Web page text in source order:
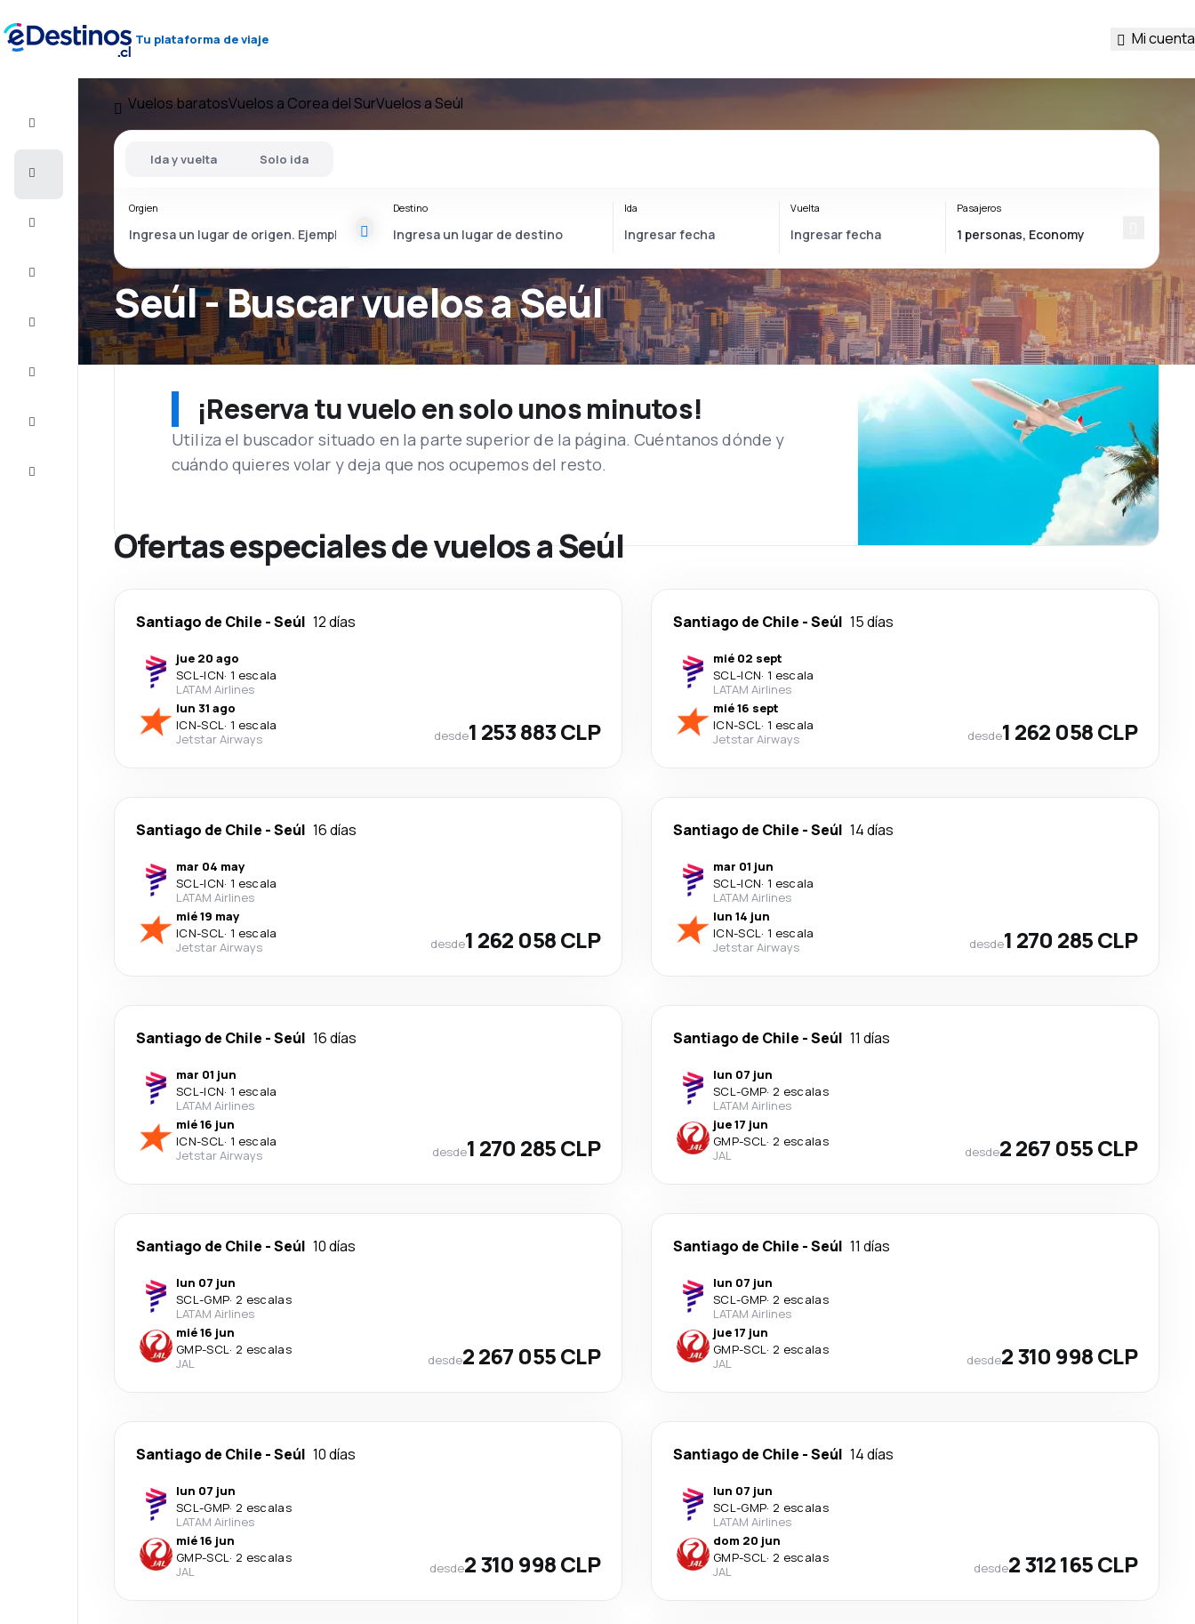
Tu plataforma de viaje Mi cuenta
Ofertas
Completa
Vuelos baratosVuelos a Corea del SurVuelos a Seúl
Seúl - Buscar vuelos a Seúl
Ida y vuelta Solo ida
Orgien Destino Ida Vuelta Pasajeros
¡Reserva tu vuelo en solo unos minutos!
Utiliza el buscador situado en la parte superior de la página. Cuéntanos dónde y
cuándo quieres volar y deja que nos ocupemos del resto.
Ofertas especiales de vuelos a Seúl
Santiago de Chile -Seúl 12 días
jue 20 ago
SCL-ICN· 1 escala
LATAM Airlines
lun 31 ago
ICN-SCL· 1 escala
Jetstar Airways
desde1 253 883 CLP
Santiago de Chile -Seúl 15 días
mié 02 sept
SCL-ICN· 1 escala
LATAM Airlines
mié 16 sept
ICN-SCL· 1 escala
Jetstar Airways
desde1 262 058 CLP
Santiago de Chile -Seúl 16 días
mar 04 may
SCL-ICN· 1 escala
LATAM Airlines
mié 19 may
ICN-SCL· 1 escala
Jetstar Airways
desde1 262 058 CLP
Santiago de Chile -Seúl 14 días
mar 01 jun
SCL-ICN· 1 escala
LATAM Airlines
lun 14 jun
ICN-SCL· 1 escala
Jetstar Airways
desde1 270 285 CLP
Santiago de Chile -Seúl 16 días
mar 01 jun
SCL-ICN· 1 escala
LATAM Airlines
mié 16 jun
ICN-SCL· 1 escala
Jetstar Airways
desde1 270 285 CLP
Santiago de Chile -Seúl 11 días
lun 07 jun
SCL-GMP· 2 escalas
LATAM Airlines
jue 17 jun
GMP-SCL· 2 escalas
JAL
desde2 267 055 CLP
Santiago de Chile -Seúl 10 días
lun 07 jun
SCL-GMP· 2 escalas
LATAM Airlines
mié 16 jun
GMP-SCL· 2 escalas
JAL
desde2 267 055 CLP
Santiago de Chile -Seúl 11 días
lun 07 jun
SCL-GMP· 2 escalas
LATAM Airlines
jue 17 jun
GMP-SCL· 2 escalas
JAL
desde2 310 998 CLP
Santiago de Chile -Seúl 10 días
lun 07 jun
SCL-GMP· 2 escalas
LATAM Airlines
mié 16 jun
GMP-SCL· 2 escalas
JAL
desde2 310 998 CLP
Santiago de Chile -Seúl 14 días
lun 07 jun
SCL-GMP· 2 escalas
LATAM Airlines
dom 20 jun
GMP-SCL· 2 escalas
JAL
desde2 312 165 CLP